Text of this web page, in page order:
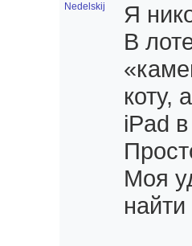
Nedelskij
Я
В
коту,
iPad
Моя